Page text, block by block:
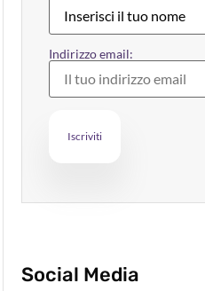
Indirizzo email:
Social Media